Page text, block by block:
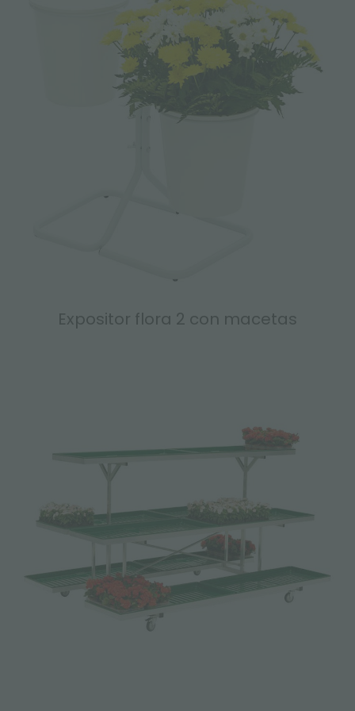
Expositor flora 2 con macetas